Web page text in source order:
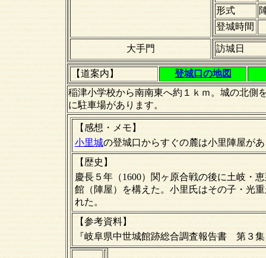
形式
登城時間
大手門 訪城日
【道案内】
登城口の地図
稲津小学校から南南東へ約１ｋｍ。城の北側
に駐車場があります。
【感想・メモ】
小里城の登城口からすぐの麓は小里陣屋が
【歴史】
慶長５年（1600）関ヶ原合戦の後に土岐・
館（陣屋）を構えた。小里氏はその子・光
れた。
【参考資料】
『岐阜県中世城館跡総合調査報告書 第３